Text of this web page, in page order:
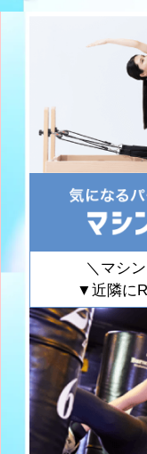
＼マシ
▼近隣に